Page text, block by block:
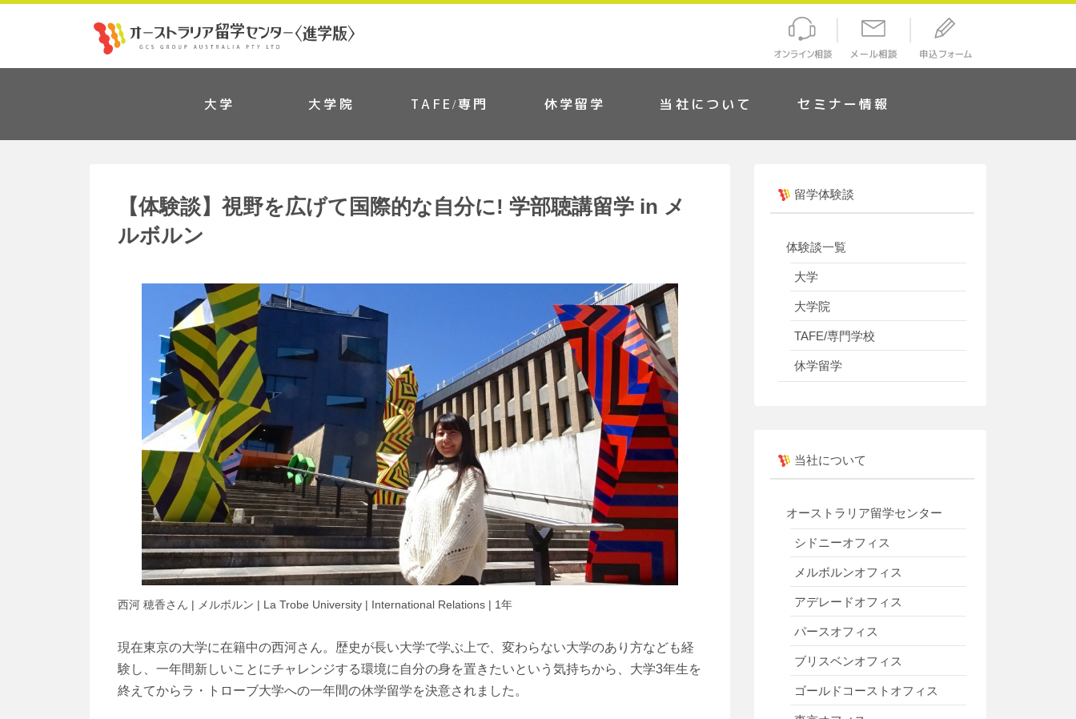
大学 大学院 TAFE/専門 休学留学 当社について セミナー情報
【体験談】視野を広げて国際的な自分に! 学部聴講留学 in メ
ルボルン
西河 穂香さん | メルボルン | La Trobe University | International Relations | 1年
現在東京の大学に在籍中の西河さん。歴史が長い大学で学ぶ上で、変わらない大学のあり方なども経
験し、一年間新しいことにチャレンジする環境に自分の身を置きたいという気持ちから、大学3年生を
終えてからラ・トローブ大学への一年間の休学留学を決意されました。
留学体験談
体験談一覧
大学
大学院
TAFE/専門学校
休学留学
当社について
オーストラリア留学センター
シドニーオフィス
メルボルンオフィス
アデレードオフィス
パースオフィス
ブリスベンオフィス
ゴールドコーストオフィス